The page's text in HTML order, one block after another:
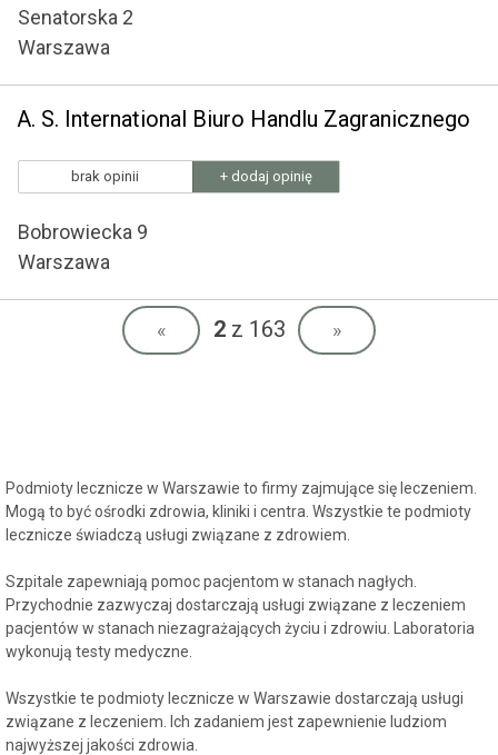
Senatorska 2
Warszawa
A. S. International Biuro Handlu Zagranicznego
brak opinii + dodaj opinię
Bobrowiecka 9
Warszawa
« 2z 163 »
Podmioty lecznicze w Warszawie to firmy zajmujące się leczeniem.
Mogą to być ośrodki zdrowia, kliniki i centra. Wszystkie te podmioty
lecznicze świadczą usługi związane z zdrowiem.
Szpitale zapewniają pomoc pacjentom w stanach nagłych.
Przychodnie zazwyczaj dostarczają usługi związane z leczeniem
pacjentów w stanach niezagrażających życiu i zdrowiu. Laboratoria
wykonują testy medyczne.
Wszystkie te podmioty lecznicze w Warszawie dostarczają usługi
związane z leczeniem. Ich zadaniem jest zapewnienie ludziom
najwyższej jakości zdrowia.